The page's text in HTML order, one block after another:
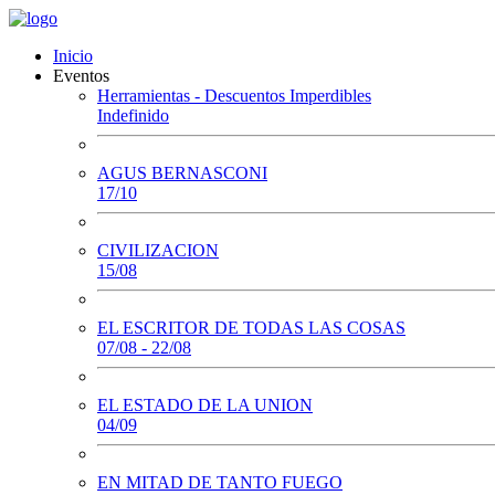
Inicio
Eventos
Herramientas - Descuentos Imperdibles
Indefinido
AGUS BERNASCONI
17/10
CIVILIZACION
15/08
EL ESCRITOR DE TODAS LAS COSAS
07/08 - 22/08
EL ESTADO DE LA UNION
04/09
EN MITAD DE TANTO FUEGO